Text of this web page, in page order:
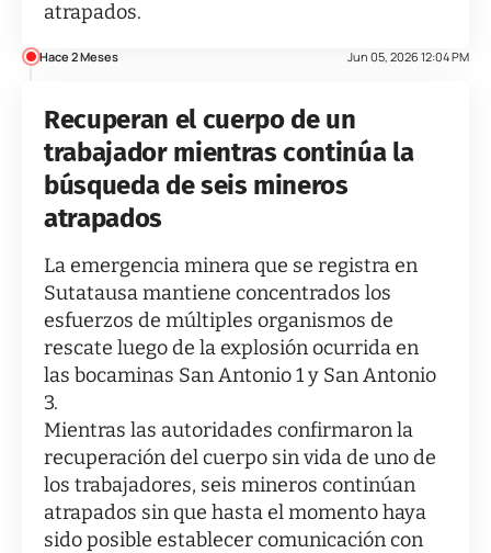
atrapados.
Hace 2 Meses Jun 05, 2026 12:04 PM
Recuperan el cuerpo de un
trabajador mientras continúa la
búsqueda de seis mineros
atrapados
La emergencia minera que se registra en
Sutatausa mantiene concentrados los
esfuerzos de múltiples organismos de
rescate luego de la explosión ocurrida en
las bocaminas San Antonio 1 y San Antonio
3.
Mientras las autoridades confirmaron la
recuperación del cuerpo sin vida de uno de
los trabajadores, seis mineros continúan
atrapados sin que hasta el momento haya
sido posible establecer comunicación con